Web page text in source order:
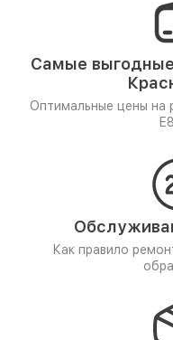
Самые
Оптимальные цены на
Как правило